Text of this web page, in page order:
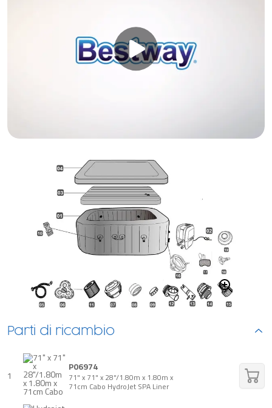
Parti di ricambio
1
P06974
71" x 71" x 28"/1.80m x 1.80m x
71cm Cabo HydroJet SPA Liner